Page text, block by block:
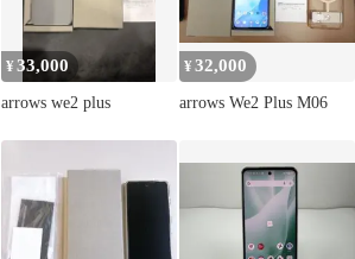
¥33,000
arrows we2 plus
¥32,000
arrows We2 Plus M06